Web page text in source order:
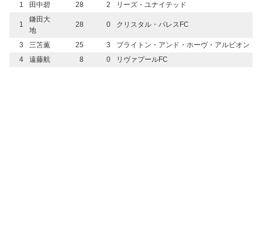
1
田中碧 28 2 リーズ・ユナイテッド
1
鎌田大
地
28 0 クリスタル・パレスFC
3 三笘薫 25 3
ブライトン・アンド・ホーヴ・アルビオン
4
遠藤航 8 0 リヴァプールFC